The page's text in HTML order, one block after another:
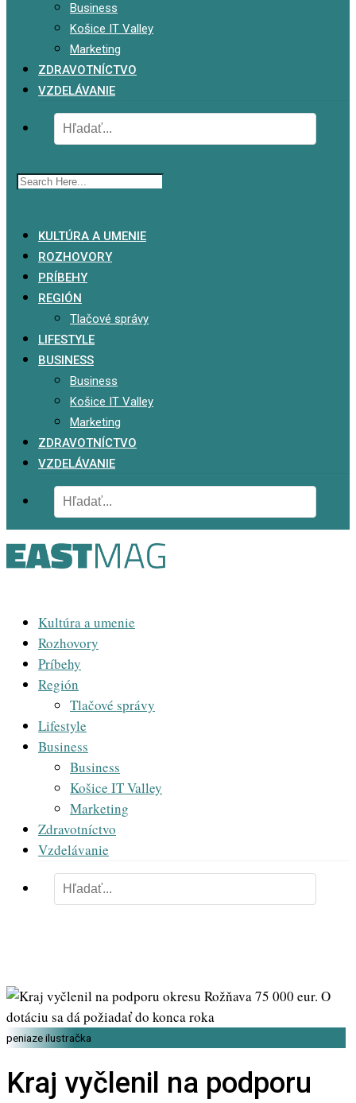
Business
Košice IT Valley
Marketing
ZDRAVOTNÍCTVO
VZDELÁVANIE
KULTÚRA A UMENIE
ROZHOVORY
PRÍBEHY
REGIÓN
Tlačové správy
LIFESTYLE
BUSINESS
Business
Košice IT Valley
Marketing
ZDRAVOTNÍCTVO
VZDELÁVANIE
Kultúra a umenie
Rozhovory
Príbehy
Región
Tlačové správy
Lifestyle
Business
Business
Košice IT Valley
Marketing
Zdravotníctvo
Vzdelávanie
peniaze ilustračka
Kraj vyčlenil na podporu